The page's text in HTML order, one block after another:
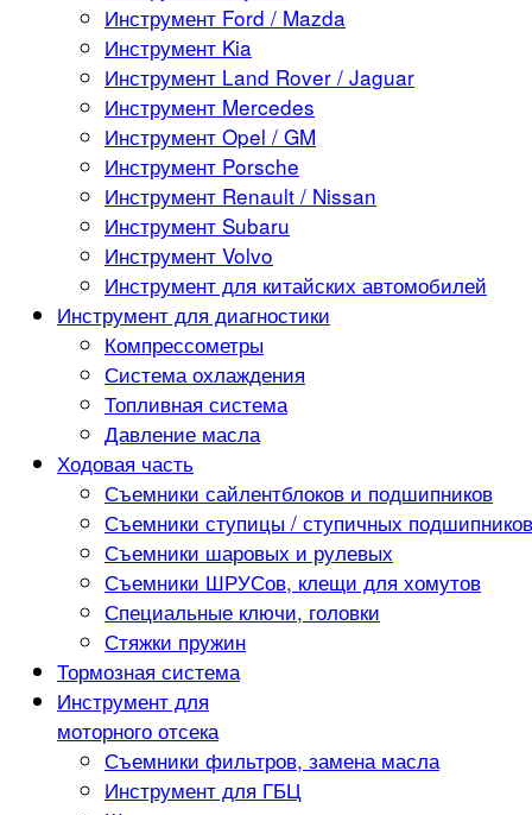
Инструмент Ford / Mazda
Инструмент Kia
Инструмент Land Rover / Jaguar
Инструмент Mercedes
Инструмент Opel / GM
Инструмент Porsche
Инструмент Renault / Nissan
Инструмент Subaru
Инструмент Volvo
Инструмент для китайских автомобилей
Инструмент для диагностики
Компрессометры
Система охлаждения
Топливная система
Давление масла
Ходовая часть
Съемники сайлентблоков и подшипников
Съемники ступицы / ступичных подшипников
Съемники шаровых и рулевых
Съемники ШРУСов, клещи для хомутов
Специальные ключи, головки
Стяжки пружин
Тормозная система
Инструмент для
моторного отсека
Съемники фильтров, замена масла
Инструмент для ГБЦ